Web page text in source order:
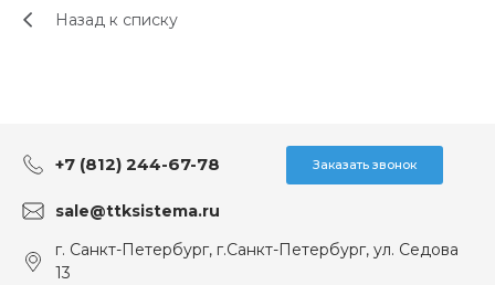
Назад к списку
+7 (812) 244-67-78 Заказать звонок
sale@ttksistema.ru
г. Санкт-Петербург, г.Санкт-Петербург, ул. Седова
13